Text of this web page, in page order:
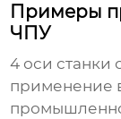
Примеры
ЧПУ
4 оси станки
применение